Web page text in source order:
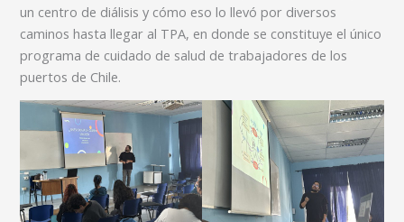
un centro de diálisis y cómo eso lo llevó por diversos
caminos hasta llegar al TPA, en donde se constituye el único
programa de cuidado de salud de trabajadores de los
puertos de Chile.